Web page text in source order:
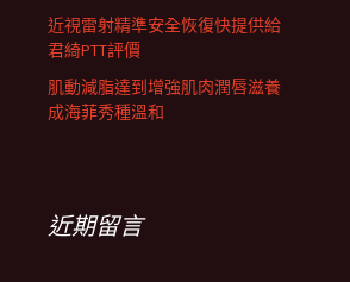
近視雷射精準安全恢復快提供給
君綺PTT評價
肌動減脂達到增強肌肉潤唇滋養
成海菲秀種溫和
近期留言